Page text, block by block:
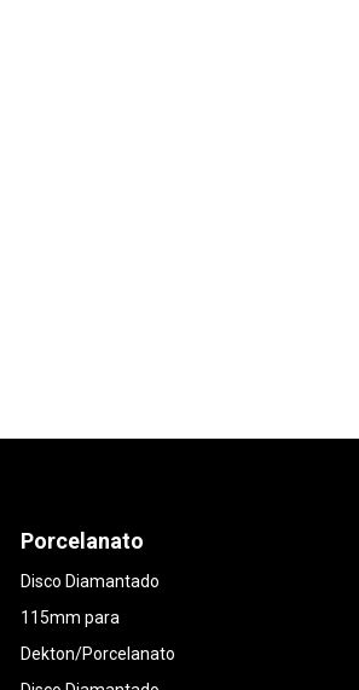
Porcelanato
Disco Diamantado
115mm para
Dekton/Porcelanato